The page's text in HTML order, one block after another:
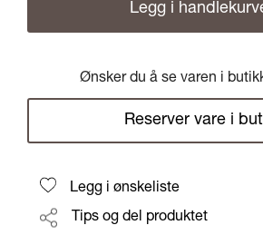
Legg i
Ønsker du å se varen i
Reserver vare i
Legg i ønskeliste
Tips og del produktet